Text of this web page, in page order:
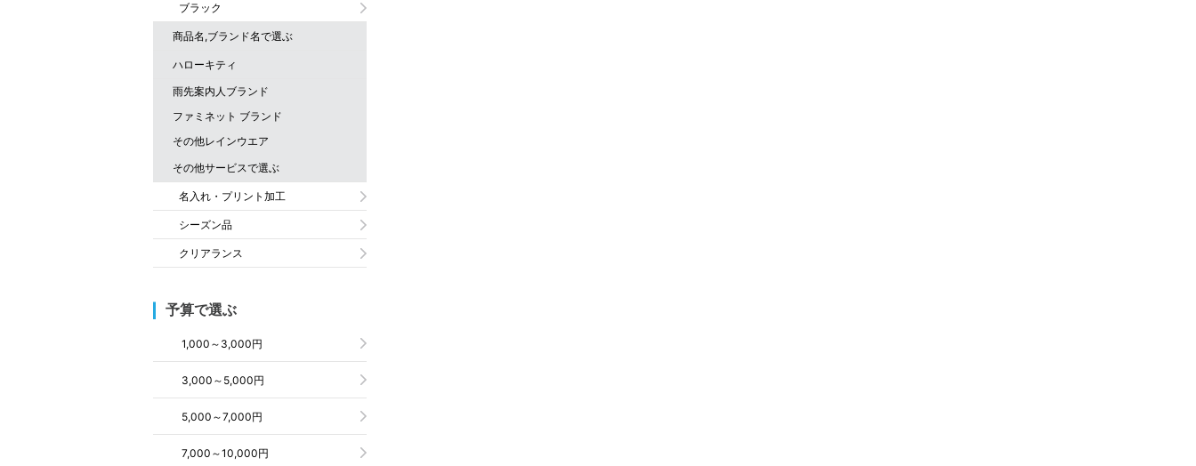
ブラック
商品名,ブランド名で選ぶ
ハローキティ
雨先案内人ブランド
雨先案内人 レインコート
雨先案内人 レインジャケット・レイン
パンツ
雨先案内人 暖
雨先案内人 高輝度反射 レインバイザ
ー
雨先案内人 ガード
ファミネット ブランド
ファミネット アジャスター
ファミネット ピック
ファミネット スリップストッパー
ファミネット ウィンターグローブ プ
レミアム
その他レインウエア
レインボーメッシュ
レインスーツ（ブラック）
レインブロックシリーズ
その他サービスで選ぶ
名入れ・プリント加工
シーズン品
クリアランス
予算で選ぶ
1,000～3,000円
3,000～5,000円
5,000～7,000円
7,000～10,000円